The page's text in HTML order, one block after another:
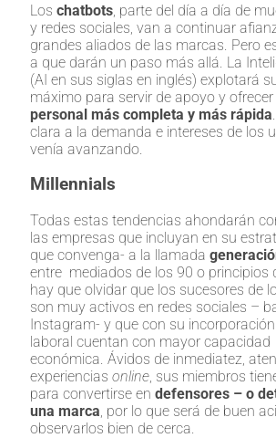
Los chatbots , parte del día a día de
y redes sociales, van a continuar
grandes aliados de las marcas. Pero
a que darán un paso más allá. La
(AI en sus siglas en inglés) explotará
máximo para servir de apoyo y
personal más completa y más rápida
clara a la demanda e intereses de los
venía avanzando.
Millennials
Todas estas tendencias ahondarán
las empresas que incluyan en su
que convenga- a la llamada
entre mediados de los 90 o principios
hay que olvidar que los sucesores de
son muy activos en redes sociales –
Instagram- y que con su
laboral cuentan con mayor capacidad
económica. Ávidos de inmediatez,
experiencias online, sus miembros
para convertirse en defensores – o
una marca, por lo que será de buen
observarlos bien de cerca.